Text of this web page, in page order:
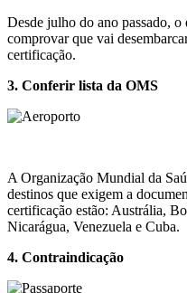
Desde julho do ano passado,
comprovar que vai
certificação.
3. Conferir lista da OMS
A Organização Mundial da
destinos que exigem a
certificação estão: Austrália,
Nicarágua, Venezuela e Cuba.
4. Contraindicação